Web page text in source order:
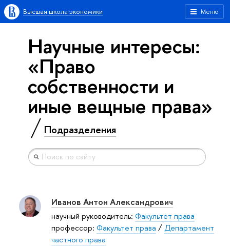
Меню
Высшая школа экономики
Научные интересы:
«Право
собственности и
иные вещные права»
Подразделения
Иванов Антон Александрович
научный руководитель: Факультет права
профессор: Факультет права /Департамент
частного права